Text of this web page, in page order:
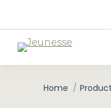
Je bent hier:
Home